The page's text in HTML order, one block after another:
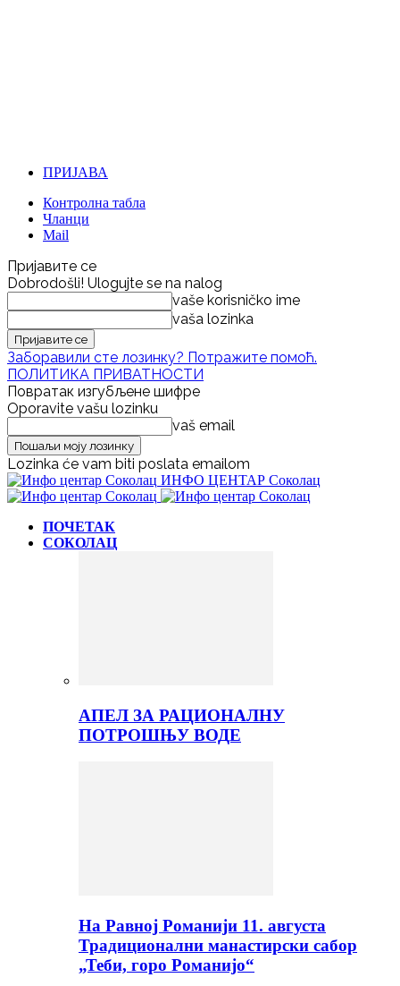
ПРИЈАВА
Контролна табла
Чланци
Mail
Пријавите се
Dobrodošli! Ulogujte se na nalog
vaše korisničko ime
vaša lozinka
Заборавили сте лозинку? Потражите помоћ.
ПОЛИТИКА ПРИВАТНОСТИ
Повратак изгубљене шифре
Oporavite vašu lozinku
vaš email
Lozinka će vam biti poslata emailom
ИНФО ЦЕНТАР Соколац
ПОЧЕТАК
СОКОЛАЦ
АПЕЛ ЗА РАЦИОНАЛНУ
ПОТРОШЊУ ВОДЕ
На Равној Романији 11. августа
Традиционални манастирски сабор
„Теби, горо Романијо“